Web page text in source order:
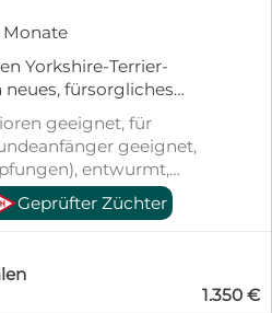
Monate
Yorkshire-Terrier-
neues, fürsorgliches
Kleinen sind verspielt,
und wachsen
auf. -Gesund und
sozialisiert -Verspielt
Paare oder
Terrier freuen sich
kennenzulernen und
Jahre zu verbringen.
geeignet, für
geeignet,
entwurmt,
Welpenwurf
Geprüfter Züchter
1.350 €